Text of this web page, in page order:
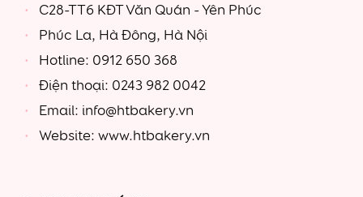
C28-TT6 KĐT Văn Quán - Yên Phúc
Phúc La, Hà Đông, Hà Nội
Hotline: 0912 650 368
Điện thoại: 0243 982 0042
Email: info@htbakery.vn
Website: www.htbakery.vn